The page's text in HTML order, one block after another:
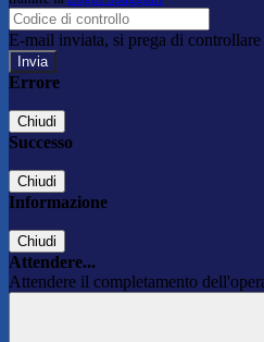
E-mail inviata, si prega di
Errore
Chiudi
Successo
Chiudi
Informazione
Chiudi
Attendere...
Attendere il completamento